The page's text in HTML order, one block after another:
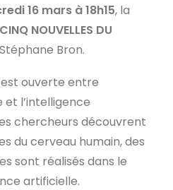
16 mars à 18h15, la
CINQ NOUVELLES DU
Bron.
est ouverte entre
et l’intelligence
chercheurs découvrent
du cerveau humain, des
sont réalisés dans le
artificielle.